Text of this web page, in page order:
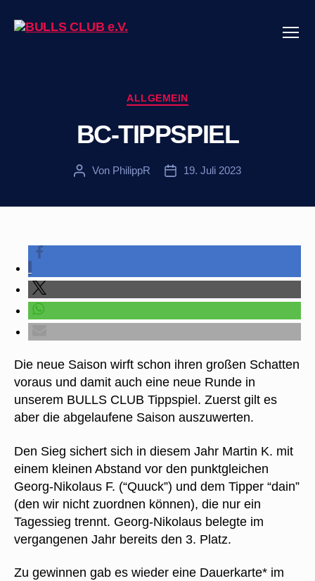
Kategorien
ALLGEMEIN
BC-TIPPSPIEL
Beitragsautor
Von PhilippR Veröffentlichungsdatum
19. Juli 2023
Die neue Saison wirft schon ihren großen Schatten
voraus und damit auch eine neue Runde in
unserem BULLS CLUB Tippspiel. Zuerst gilt es
aber die abgelaufene Saison auszuwerten.
Den Sieg sichert sich in diesem Jahr Martin K. mit
einem kleinen Abstand vor den punktgleichen
Georg-Nikolaus F. (“Quuck”) und dem Tipper “dain”
(den wir nicht zuordnen können), die nur ein
Tagessieg trennt. Georg-Nikolaus belegte im
vergangenen Jahr bereits den 3. Platz.
Zu gewinnen gab es wieder eine Dauerkarte* im